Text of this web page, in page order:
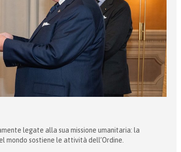
legate alla sua missione umanitaria: la
mondo sostiene le attività dell’Ordine.